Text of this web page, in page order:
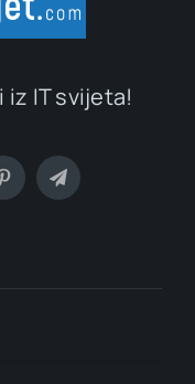
IT svijeta!